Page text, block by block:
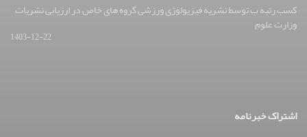
کسب رتبه ب توسط نشریه فیزیولوژی ورزشی گروه های خاص در ارزیابی نشریات
وزارت علوم
1403-12-22
اشتراک خبرنامه